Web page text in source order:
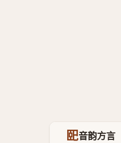
巸音韵方言